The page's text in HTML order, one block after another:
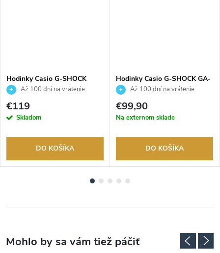
Hodinky Casio G-SHOCK
GBD-800UC-5ER
Až 100 dní na vrátenie
tovaru. Autorizovaný predajca.
€119
Skladom
DO KOŠÍKA
Hodinky Casio G-SHOCK GA-
2100-1A2ER
Až 100 dní na vrátenie
tovaru. Autorizovaný predajca.
€99,90
Na externom sklade
DO KOŠÍKA